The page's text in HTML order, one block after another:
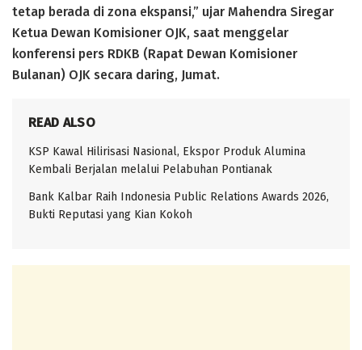
tetap berada di zona ekspansi,” ujar Mahendra Siregar
Ketua Dewan Komisioner OJK, saat menggelar
konferensi pers RDKB (Rapat Dewan Komisioner
Bulanan) OJK secara daring, Jumat.
READ ALSO
KSP Kawal Hilirisasi Nasional, Ekspor Produk Alumina
Kembali Berjalan melalui Pelabuhan Pontianak
Bank Kalbar Raih Indonesia Public Relations Awards 2026,
Bukti Reputasi yang Kian Kokoh